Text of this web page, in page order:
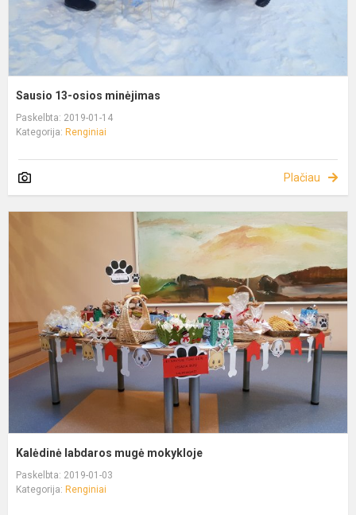
Sausio 13-osios minėjimas
Paskelbta: 2019-01-14
Kategorija: Renginiai
Plačiau
Kalėdinė labdaros mugė mokykloje
Paskelbta: 2019-01-03
Kategorija: Renginiai